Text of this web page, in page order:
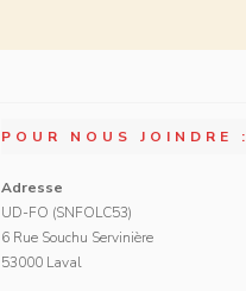
POUR NOUS JOINDRE :
Adresse
UD-FO (SNFOLC53)
6 Rue Souchu Servinière
53000 Laval